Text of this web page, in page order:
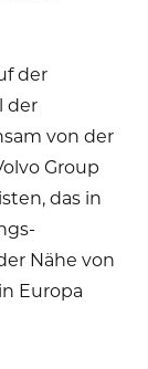
der
der
von der
Group
das in
Nähe von
Europa